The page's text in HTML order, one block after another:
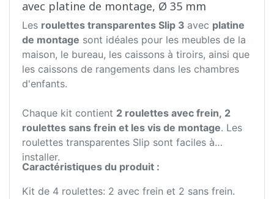
avec platine de montage, Ø 35 mm
Les roulettes transparentes Slip 3 avec platine
de montage sont idéales pour les meubles de la
maison, le bureau, les caissons à tiroirs, ainsi que
les caissons de rangements dans les chambres
d'enfants.
Chaque kit contient 2 roulettes avec frein, 2
roulettes sans frein et les vis de montage. Les
roulettes transparentes Slip sont faciles à
installer.
Caractéristiques du produit :
Kit de 4 roulettes: 2 avec frein et 2 sans frein.